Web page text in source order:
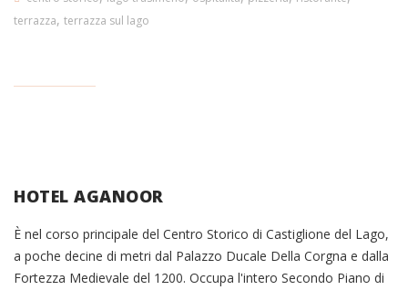
terrazza, terrazza sul lago
HOTEL AGANOOR
È nel corso principale del Centro Storico di Castiglione del Lago,
a poche decine di metri dal Palazzo Ducale Della Corgna e dalla
Fortezza Medievale del 1200. Occupa l'intero Secondo Piano di